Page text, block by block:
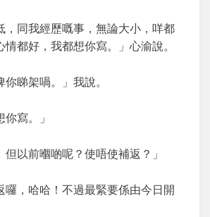
，同我經歷嘅事，無論大小，咩都
都好，我都想你寫。」心渝說。
你睇架喎。」我說。
你寫。」
但以前嗰啲呢？使唔使補返？」
囉，哈哈！不過最緊要係由今日開